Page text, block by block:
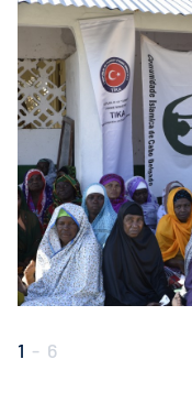
1 - 6